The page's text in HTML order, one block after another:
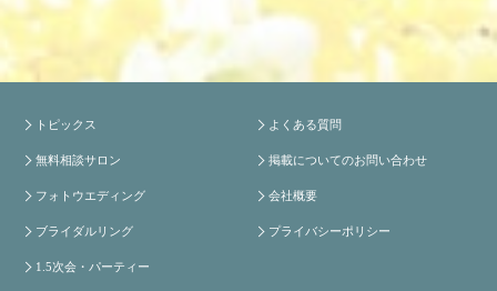
トピックス
無料相談サロン
フォトウエディング
ブライダルリング
1.5次会・パーティー
よくある質問
掲載についてのお問い合わせ
会社概要
プライバシーポリシー